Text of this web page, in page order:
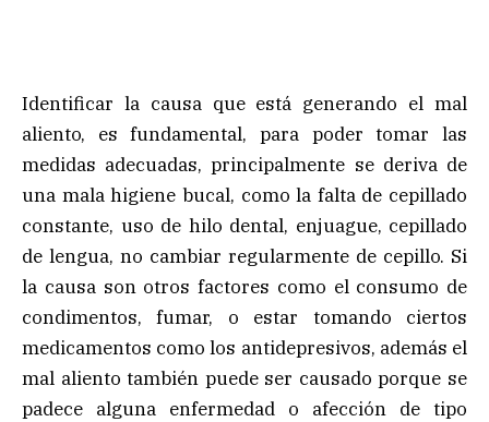
Identificar la causa que está generando el mal
aliento, es fundamental, para poder tomar las
medidas adecuadas, principalmente se deriva de
una mala higiene bucal, como la falta de cepillado
constante, uso de hilo dental, enjuague, cepillado
de lengua, no cambiar regularmente de cepillo. Si
la causa son otros factores como el consumo de
condimentos, fumar, o estar tomando ciertos
medicamentos como los antidepresivos, además el
mal aliento también puede ser causado porque se
padece alguna enfermedad o afección de tipo